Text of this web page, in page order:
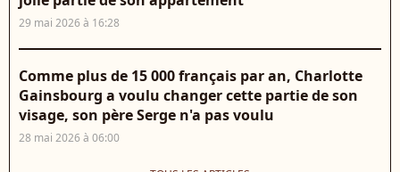
29 mai 2026 à 16:28
Comme plus de 15 000 français par an, Charlotte
Gainsbourg a voulu changer cette partie de son
visage, son père Serge n'a pas voulu
28 mai 2026 à 06:00